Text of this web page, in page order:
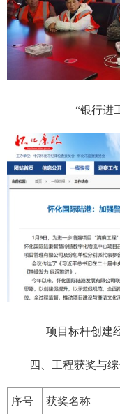
“银行进
项目标杆创建
四、工程获奖与综
序号 获奖名称